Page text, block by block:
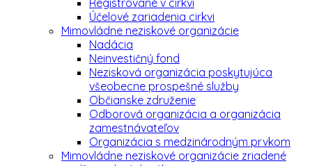
Registrované v cirkvi
Účelové zariadenia cirkvi
Mimovládne neziskové organizácie
Nadácia
Neinvestičný fond
Nezisková organizácia poskytujúca
všeobecne prospešné služby
Občianske združenie
Odborová organizácia a organizácia
zamestnávateľov
Organizácia s medzinárodným prvkom
Mimovládne neziskové organizácie zriadené